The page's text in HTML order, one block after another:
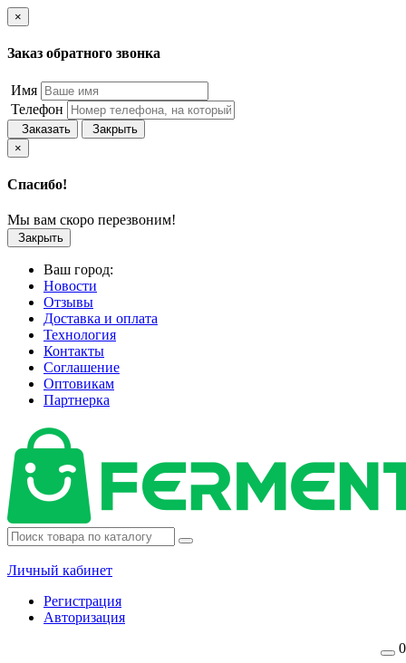
×
Заказ обратного звонка
Имя
Телефон
Заказать
Закрыть
×
Спасибо!
Мы вам скоро перезвоним!
Закрыть
Ваш город:
Новости
Отзывы
Доставка и оплата
Технология
Контакты
Соглашение
Оптовикам
Партнерка
Личный кабинет
Регистрация
Авторизация
0